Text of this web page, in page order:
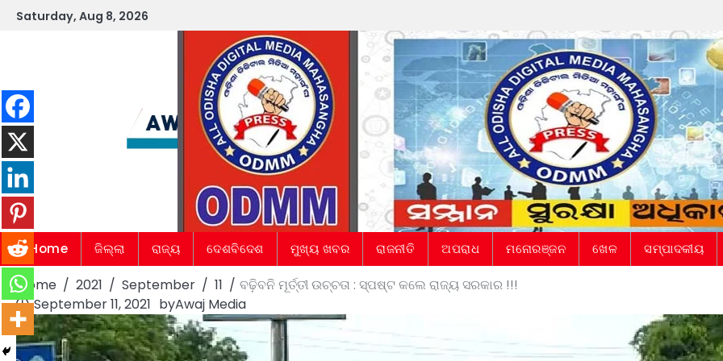
SkipSaturday, Aug 8, 2026
Home ଜିଲ୍ଲା ରାଜ୍ୟ ଦେଶବିଦେଶ ମୁଖ୍ୟ ଖବର ରାଜନୀତି ଅପରାଧ ମନୋରଞ୍ଜନ ଖେଳ ସମ୍ପାଦକୀୟ
Home 2021 September 11
ବଢ଼ିବନି ମୂର୍ତ୍ତୀ ଉଚ୍ଚତା : ସ୍ପଷ୍ଟ କଲେ ରାଜ୍ୟ ସରକାର !!!
September 11, 2021 byAwaj Media